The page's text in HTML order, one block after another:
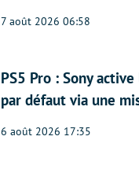
7 août 2026 06:58
PS5 Pro : Sony active
par défaut via une
6 août 2026 17:35